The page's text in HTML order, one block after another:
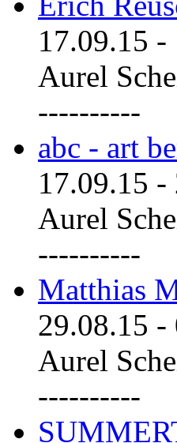
17.09.15 -
Aurel
----------
abc - art
17.09.15 -
Aurel
----------
Matthias
29.08.15 -
Aurel
----------